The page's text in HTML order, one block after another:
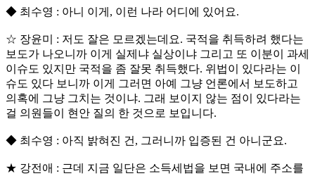
◆ 최수영 : 아니 이게, 이런 나라 어디에 있어요.
☆ 장윤미 : 저도 잘은 모르겠는데요. 국적을 취득하려 했다는
보도가 나오니까 이게 실제냐 실상이냐 그리고 또 이분이 과세
이슈도 있지만 국적을 좀 잘못 취득했다. 위법이 있다라는 이
슈도 있다 보니까 이게 그러면 아예 그냥 언론에서 보도하고
의혹에 그냥 그치는 것이냐. 그래 보이지 않는 점이 있다라는
걸 의원들이 현안 질의 한 것으로 보입니다.
◆ 최수영 : 아직 밝혀진 건, 그러니까 입증된 건 아니군요.
★ 강전애 : 근데 지금 일단은 소득세법을 보면 국내에 주소를